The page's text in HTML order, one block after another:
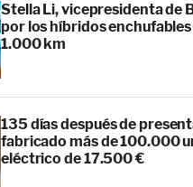
Stella Li, vicepresidenta de
por los híbridos
1.000 km
135 días después de
fabricado más de 100.000
eléctrico de 17.500 €